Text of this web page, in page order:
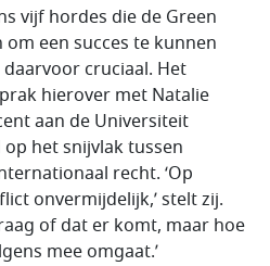
vijf hordes die de Green
een succes te kunnen
cruciaal. Het
hierover met Natalie
aan de Universiteit
het snijvlak tussen
recht. ‘Op
onvermijdelijk,’ stelt zij.
of dat er komt, maar hoe
mee omgaat.’